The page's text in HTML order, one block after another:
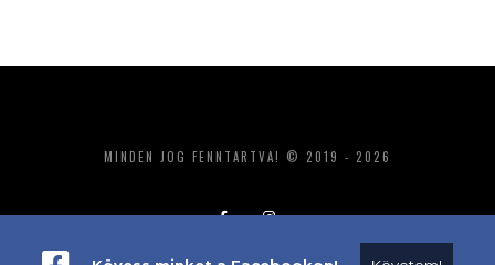
MINDEN JOG FENNTARTVA! © 2019 - 2026